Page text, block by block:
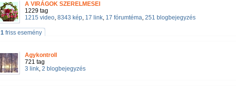
A VIRÁGOK SZERELMESEI
1229 tag
1215 video, 8343 kép, 17 link, 17 fórumtéma, 251 blogbejegyzés
1friss esemény
Agykontroll
721 tag
3 link, 2 blogbejegyzés